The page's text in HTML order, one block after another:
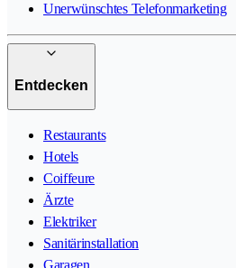
Unerwünschtes Telefonmarketing
Entdecken
Restaurants
Hotels
Coiffeure
Ärzte
Elektriker
Sanitärinstallation